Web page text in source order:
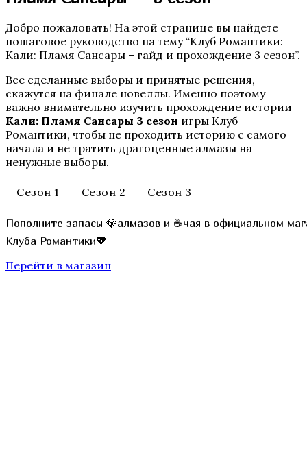
Te Amo. Том 2
Секрет Небес 3 — Конец Вечности
Добро пожаловать! На этой странице вы найдете
пошаговое руководство на тему “Клуб Романтики:
Кали: Пламя Сансары – гайд и прохождение 3 сезон”.
Все сделанные выборы и принятые решения,
скажутся на финале новеллы. Именно поэтому
важно внимательно изучить прохождение истории
Кали: Пламя Сансары 3 сезон игры Клуб
Романтики, чтобы не проходить историю с самого
начала и не тратить драгоценные алмазы на
ненужные выборы.
Сезон 1 Сезон 2 Сезон 3
Пополните запасы 💎алмазов и ☕чая в официальном
Клуба Романтики💖
Перейти в магазин